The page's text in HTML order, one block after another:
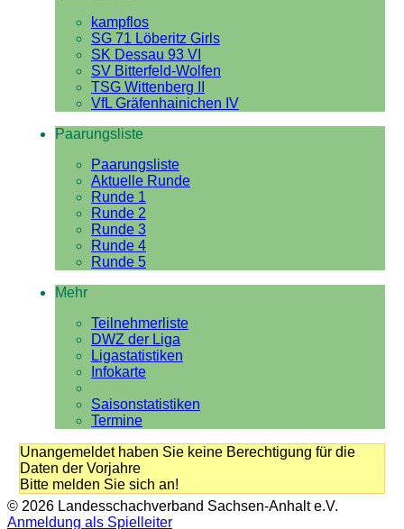
kampflos
SG 71 Löberitz Girls
SK Dessau 93 VI
SV Bitterfeld-Wolfen
TSG Wittenberg II
VfL Gräfenhainichen IV
Paarungsliste
Paarungsliste
Aktuelle Runde
Runde 1
Runde 2
Runde 3
Runde 4
Runde 5
Mehr
Teilnehmerliste
DWZ der Liga
Ligastatistiken
Infokarte
Saisonstatistiken
Termine
Unangemeldet haben Sie keine Berechtigung für die
Daten der Vorjahre
Bitte melden Sie sich an!
© 2026 Landesschachverband Sachsen-Anhalt e.V.
Anmeldung als Spielleiter